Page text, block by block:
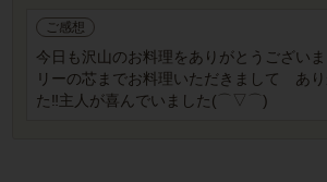
ご感想
今日も沢山のお料理をありがとうござい
リーの芯までお料理いただきまして あ
た‼️主人が喜んでいました(⌒▽⌒)